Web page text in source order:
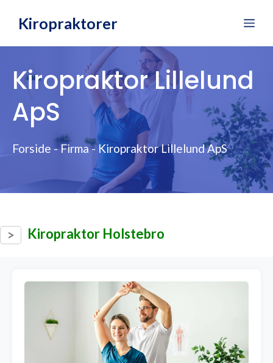
Kiropraktorer
Kiropraktor Lillelund
ApS
Forside -Firma-Kiropraktor Lillelund ApS
Kiropraktor Holstebro